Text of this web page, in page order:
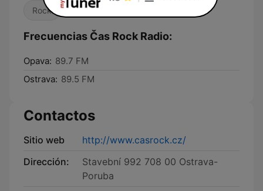
Rock
Frecuencias Čas Rock Radio:
Opava: 89.7 FM
Ostrava: 89.5 FM
Contactos
Sitio web
http://www.casrock.cz/
Dirección:
Stavební 992 708 00 Ostrava-
Poruba